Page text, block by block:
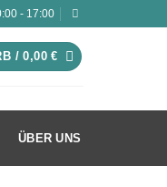
- 17:00
/0,00€
ÜBER UNS